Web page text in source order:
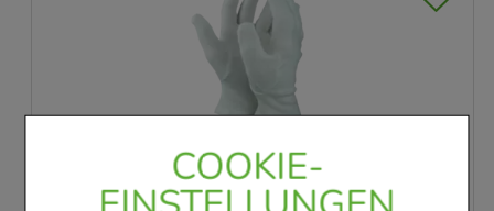
COOKIE-
HANDSCHUHE Zwirn BW Gr.13 weiß
Brinkmann Medical ein Unternehmen der Dr.